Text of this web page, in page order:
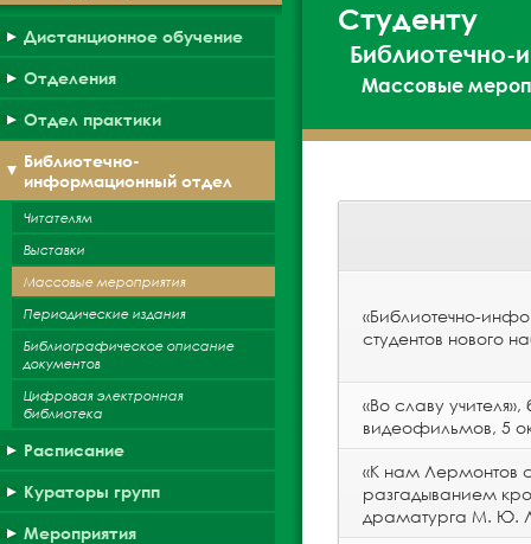
Дистанционное обучение
Отделения
Отдел практики
Библиотечно-
информационный отдел
Читателям
Выставки
Массовые мероприятия
Периодические издания
Библиографическое описание
документов
Цифровая электронная
библиотека
Расписание
Кураторы групп
Мероприятия
Студенту
Массовые
«Библиотечно-
студентов нового
«Во славу
видеофильмов, 5
«К нам Лермонтов
разгадыванием
драматурга М. Ю.